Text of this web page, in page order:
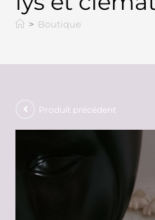
> Boutique
Produit précédent